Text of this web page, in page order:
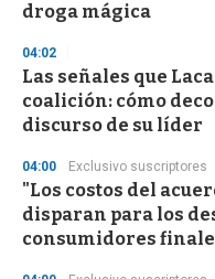
droga mágica
04:02
Las señales que
coalición: cómo
discurso de su líder
04:00 Exclusivo suscriptores
"Los costos del
disparan para los
consumidores